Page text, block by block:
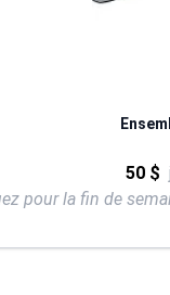
50 $
pour la fin de